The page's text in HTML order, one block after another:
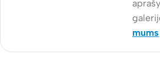
mums